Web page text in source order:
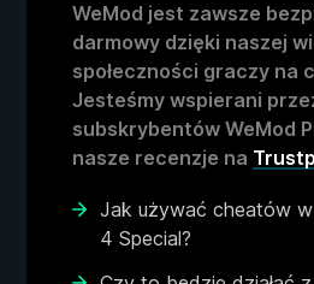
WeMod jest zawsze
darmowy dzięki naszej
społeczności graczy na
Jesteśmy wspierani
subskrybentów WeMod
nasze recenzje na
Jak używać cheatów
4 Special?